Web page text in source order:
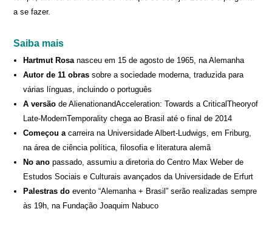
a se fazer.
Saiba mais
Hartmut Rosanasceu em 15 de agosto de 1965, na Alemanha
Autor de 11 obras sobre a sociedade moderna, traduzida para
várias línguas, incluindo o português
A versão de AlienationandAcceleration: Towards a CriticalTheoryof
Late-ModernTemporality chega ao Brasil até o final de 2014
Começou acarreira na Universidade Albert-Ludwigs, em Friburg,
na área de ciência política, filosofia e literatura alemã
No ano passado, assumiu a diretoria do Centro Max Weber de
Estudos Sociais e Culturais avançados da Universidade de Erfurt
Palestras do evento “Alemanha + Brasil” serão realizadas sempre
às 19h, na Fundação Joaquim Nabuco